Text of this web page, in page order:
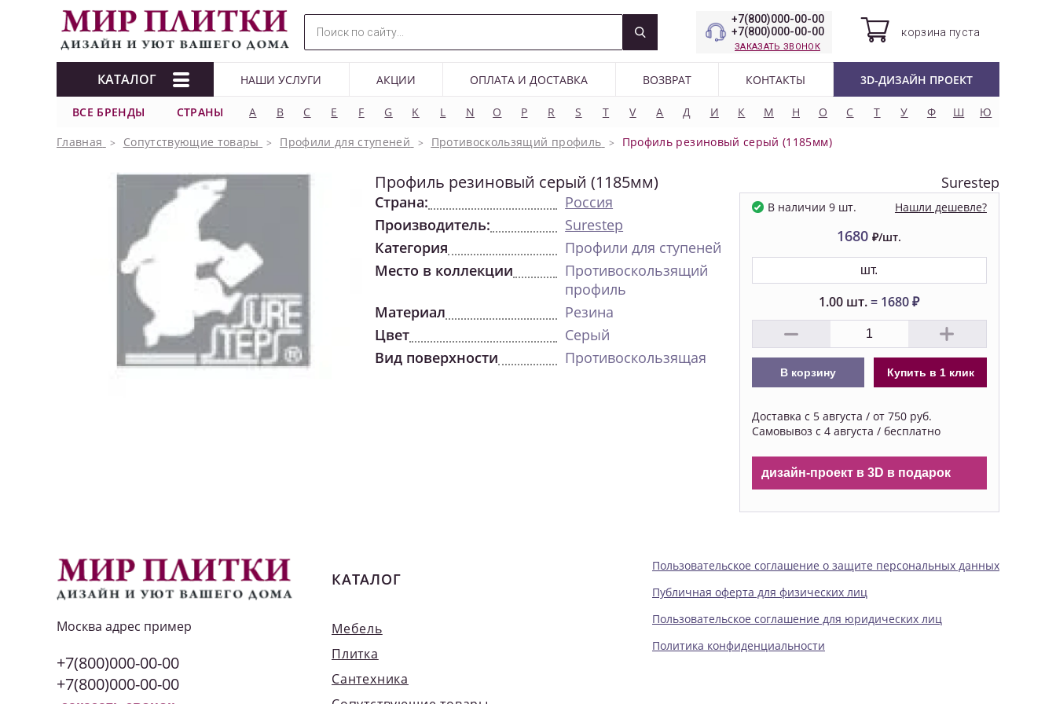
+7(800)000-00-00
+7(800)000-00-00
ЗАКАЗАТЬ ЗВОНОК
корзина пуста
КАТАЛОГ НАШИ УСЛУГИ АКЦИИ ОПЛАТА И ДОСТАВКА ВОЗВРАТ КОНТАКТЫ 3D-ДИЗАЙН ПРОЕКТ
ВСЕ БРЕНДЫ СТРАНЫ A B C E F G K L N O P R S T V А Д И К М Н О С Т У Ф Ш
Ю
Главная
Сопутствующие товары Профили для ступеней Противоскользящий профиль Профиль резиновый серый (1185мм)
Профиль резиновый серый (1185мм)
Surestep
Страна:
Россия
Производитель:
Surestep
Категория
Профили для ступеней
Место в коллекции
Противоскользящий
профиль
Материал
Резина
Цвет
Серый
Вид поверхности
Противоскользящая
В наличии 9 шт. Нашли дешевле?
1680₽/шт.
шт.
1.00 шт. = 1680₽
В корзину Купить в 1 клик
Доставка с 5 августа / от 750 руб.
Самовывоз с 4 августа / бесплатно
дизайн-проект в 3D в подарок
Москва адрес пример
+7(800)000-00-00
+7(800)000-00-00
КАТАЛОГ
Мебель
Плитка
Сантехника
Пользовательское соглашение о защите персональных данных
Публичная оферта для физических лиц
Пользовательское соглашение для юридических лиц
Политика конфиденциальности